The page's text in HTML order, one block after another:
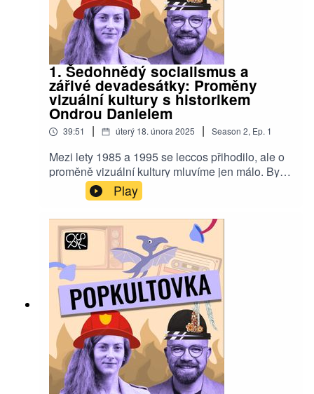
1. Šedohnědý socialismus a
zářivé devadesátky: Proměny
vizuální kultury s historikem
Ondrou Danielem
39:51 | úterý 18. února 2025 | Season 2, Ep. 1
Mezi lety 1985 a 1995 se leccos přihodilo, ale o
proměně vizuální kultury mluvíme jen málo. Bylo
opravdu za socialismu všechno béžové, hnědé
nebo šedé? A jak se odšpuntovaly devadesátky
v explozi křiklavých barev a porna? Hostem
Popkultovky je historik Ústavu světových dějin
UK a člen CPSK Ondřej Daniel.
Play